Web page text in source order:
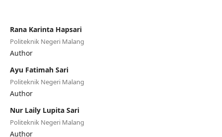
Rana Karinta Hapsari
Politeknik Negeri Malang
Author
Ayu Fatimah Sari
Politeknik Negeri Malang
Author
Nur Laily Lupita Sari
Politeknik Negeri Malang
Author